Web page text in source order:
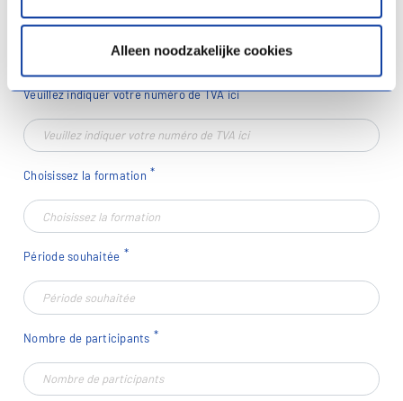
Alleen noodzakelijke cookies
Numéro de TVA
Veuillez indiquer votre numéro de TVA ici
Choisissez la formation
Période souhaitée
Nombre de participants